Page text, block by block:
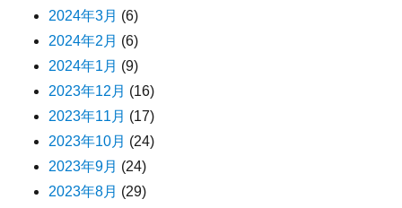
2024年3月 (6)
2024年2月 (6)
2024年1月 (9)
2023年12月 (16)
2023年11月 (17)
2023年10月 (24)
2023年9月 (24)
2023年8月 (29)